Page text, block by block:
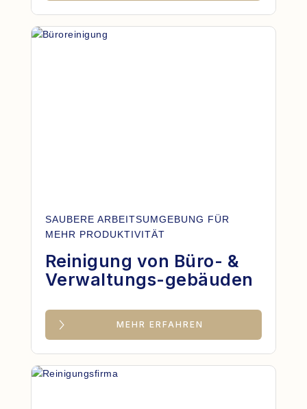
SAUBERE ARBEITSUMGEBUNG FÜR
MEHR PRODUKTIVITÄT
Reinigung von Büro- &
Verwaltungs-gebäuden
MEHR ERFAHREN